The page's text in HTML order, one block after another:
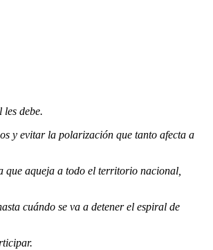
debe.
y evitar la polarización que tanto afecta a
que aqueja a todo el territorio nacional,
cuándo se va a detener el espiral de